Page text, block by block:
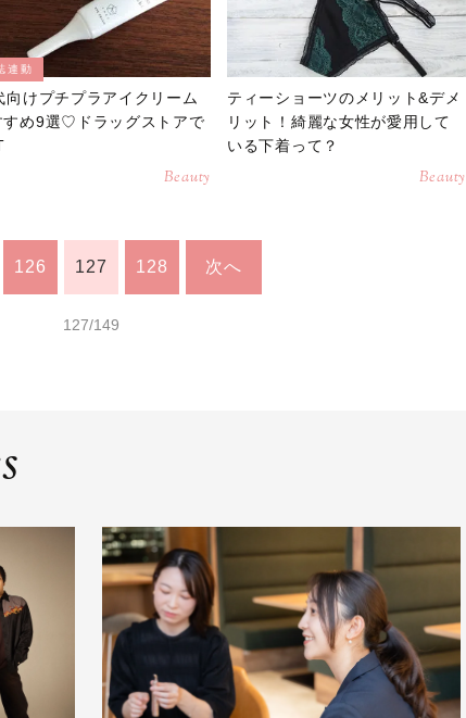
連動
向けプチプラアイクリーム
すめ9選♡ドラッグストアで
Beauty
ティーショーツのメリット&デメ
リット！綺麗な女性が愛用して
いる下着って？
Beauty
126 127 128 次へ
127/149